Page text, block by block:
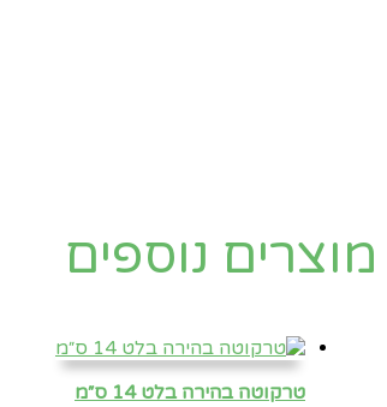
מוצרים נוספים
טרקוטה בהירה בלט 14 ס״מ